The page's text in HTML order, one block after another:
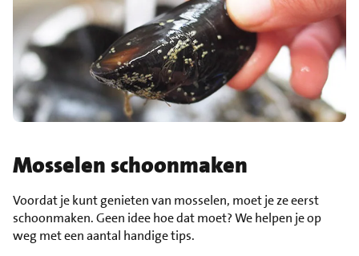
Mosselen schoonmaken
Voordat je kunt genieten van mosselen, moet je ze eerst
schoonmaken. Geen idee hoe dat moet? We helpen je op
weg met een aantal handige tips.